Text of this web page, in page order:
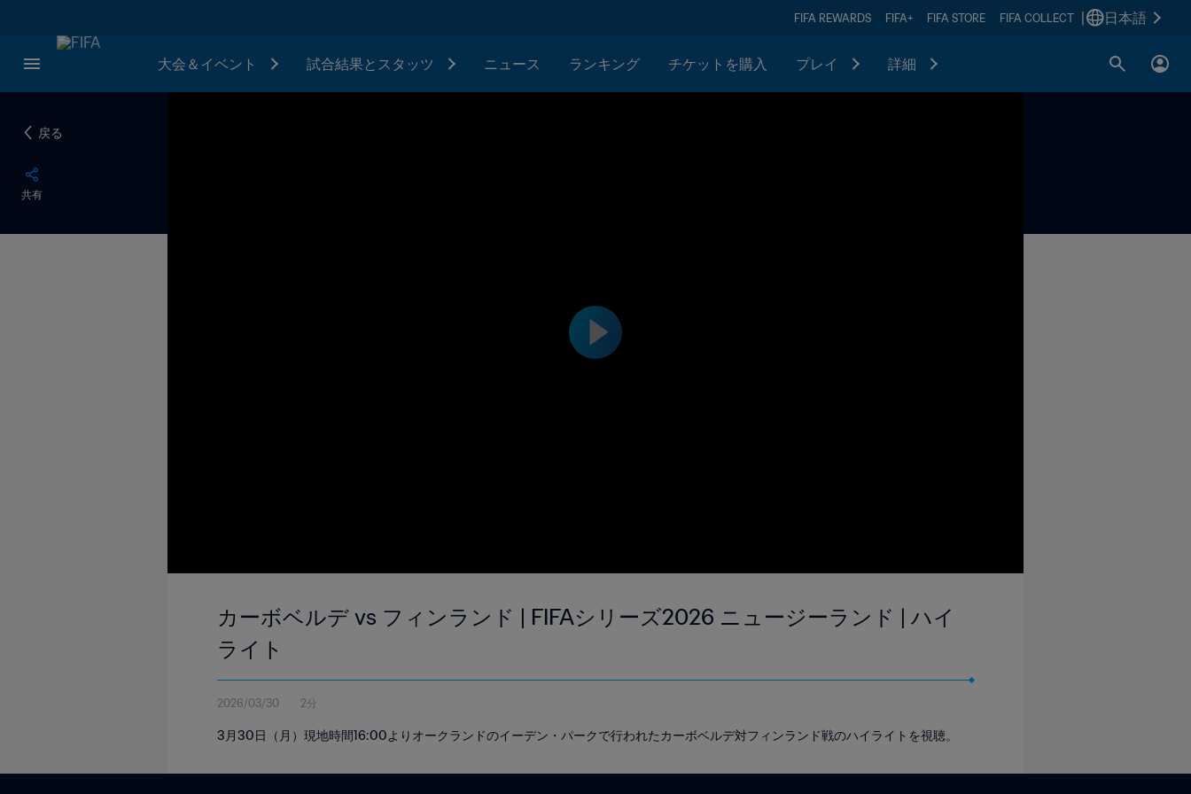
FIFA REWARDS FIFA+ FIFA STORE FIFA COLLECT 日本語
大会＆イベント 試合結果とスタッツ ニュース ランキング チケットを購入 プレイ 詳細
戻る
共有
カーボベルデ vs フィンランド | FIFAシリーズ2026 ニュージーランド | ハイ
ライト
2026/03/30 2分
3月30日（月）現地時間16:00よりオークランドのイーデン・パークで行われたカーボベルデ対フィンランド戦のハイライトを視聴。